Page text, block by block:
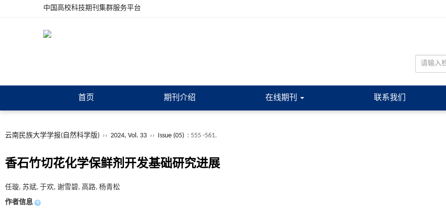
中国高校科技期刊集群服务平台
首页 期刊介绍 在线期刊 联系我们
云南民族大学学报(自然科学版) ›› 2024, Vol. 33 ›› Issue (05) : 555 -561.
香石竹切花化学保鲜剂开发基础研究进展
任璇, 苏斌, 于欢, 谢雪碧, 高路, 杨青松
作者信息 +